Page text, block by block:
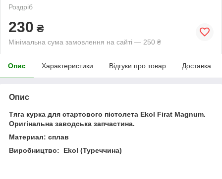
Роздріб
230 ₴
Мінімальна сума замовлення на сайті — 250 ₴
Опис Характеристики Відгуки про товар Доставка
Опис
Тяга курка для стартового пістолета Ekol Firat Magnum.
Оригінальна заводська запчастина.
Материал: сплав
Виробництво: Ekol (Туреччина)